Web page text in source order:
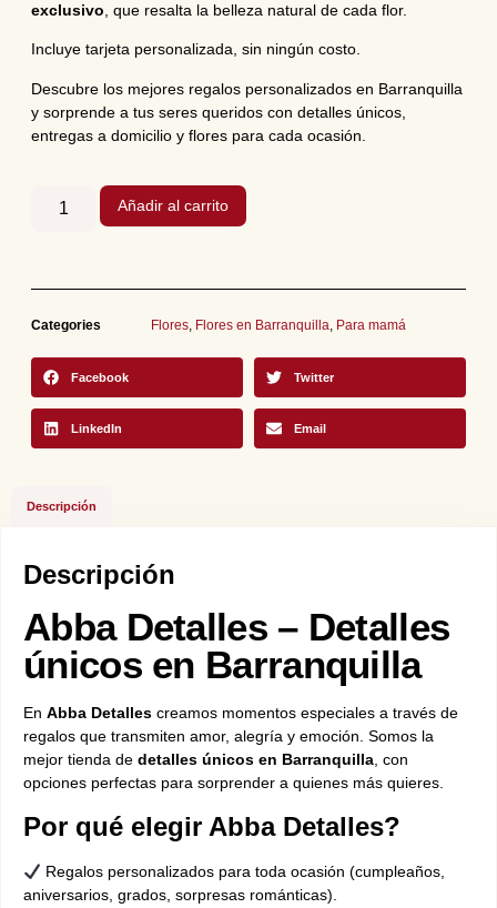
exclusivo , que resalta la belleza natural de cada flor.
Incluye tarjeta personalizada, sin ningún costo.
Descubre los mejores regalos personalizados en Barranquilla
y sorprende a tus seres queridos con detalles únicos,
entregas a domicilio y flores para cada ocasión.
Añadir al carrito
Categories Flores, Flores en Barranquilla, Para mamá
Facebook Twitter
LinkedIn Email
Descripción
Descripción
Abba Detalles – Detalles
únicos en Barranquilla
En Abba Detalles creamos momentos especiales a través de
regalos que transmiten amor, alegría y emoción. Somos la
mejor tienda de detalles únicos en Barranquilla , con
opciones perfectas para sorprender a quienes más quieres.
Por qué elegir Abba Detalles?
Regalos personalizados para toda ocasión (cumpleaños,
aniversarios, grados, sorpresas románticas).